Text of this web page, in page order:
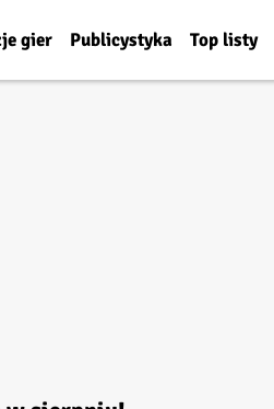
gier Publicystyka Top listy